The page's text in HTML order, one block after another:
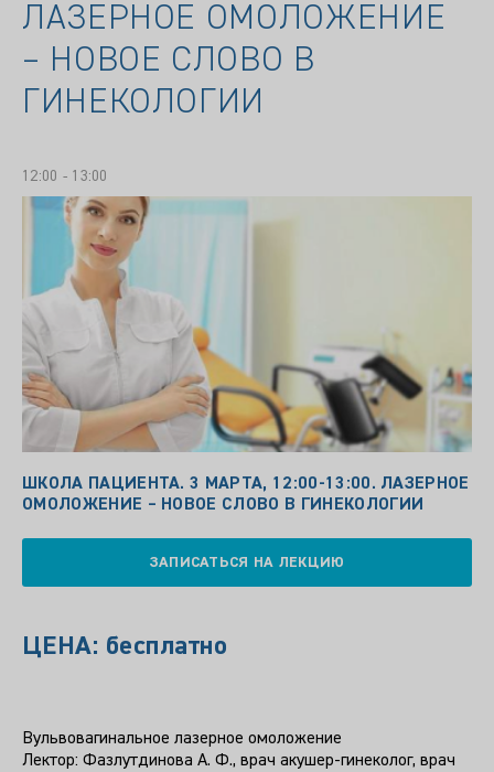
ЛАЗЕРНОЕ ОМОЛОЖЕНИЕ
– НОВОЕ СЛОВО В
ГИНЕКОЛОГИИ
12:00 - 13:00
ШКОЛА ПАЦИЕНТА. 3 МАРТА, 12:00-13:00. ЛАЗЕРНОЕ
ОМОЛОЖЕНИЕ – НОВОЕ СЛОВО В ГИНЕКОЛОГИИ
ЗАПИСАТЬСЯ НА ЛЕКЦИЮ
ЦЕНА: бесплатно
Вульвовагинальное лазерное омоложение
Лектор: Фазлутдинова А. Ф., врач акушер-гинеколог, врач